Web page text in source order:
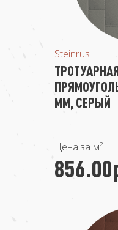
Steinrus
ММ, СЕРЫЙ
Цена за м²